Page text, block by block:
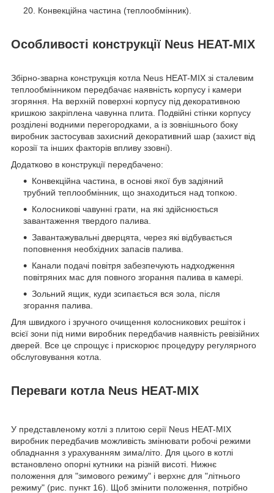
Конвекційна частина (теплообмінник).
Особливості конструкції Neus HEAT-MIX
Збірно-зварна конструкція котла Neus HEAT-MIX зі сталевим
теплообмінником передбачає наявність корпусу і камери
згоряння. На верхній поверхні корпусу під декоративною
кришкою закріплена чавунна плита. Подвійні стінки корпусу
розділені водними перегородками, а із зовнішнього боку
виробник застосував захисний декоративний шар (захист від
корозії та інших факторів впливу ззовні).
Додатково в конструкції передбачено:
Конвекційна частина, в основі якої був задіяний
трубний теплообмінник, що знаходиться над топкою.
Колосникові чавунні грати, на які здійснюється
завантаження твердого палива.
Завантажувальні дверцята, через які відбувається
поповнення необхідних запасів палива.
Канали подачі повітря забезпечують надходження
повітряних мас для повного згорання палива в камері.
Зольний ящик, куди зсипається вся зола, після
згорання палива.
Для швидкого і зручного очищення колосникових решіток і
всієї зони під ними виробник передбачив наявність ревізійних
дверей. Все це спрощує і прискорює процедуру регулярного
обслуговування котла.
Переваги котла Neus HEAT-MIX
У представленому котлі з плитою серії Neus HEAT-MIX
виробник передбачив можливість змінювати робочі режими
обладнання з урахуванням зима/літо. Для цього в котлі
встановлено опорні кутники на різній висоті. Нижнє
положення для "зимового режиму" і верхнє для "літнього
режиму" (рис. пункт 16). Щоб змінити положення, потрібно